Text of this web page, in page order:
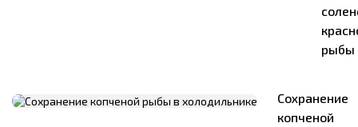
рыбы
Сохранение
копченой